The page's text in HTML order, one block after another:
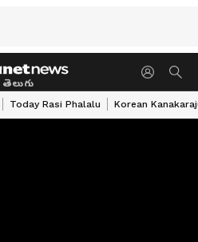
తెలుగు
Today Rasi Phalalu Korean